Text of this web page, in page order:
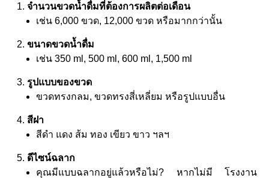
จำนวนขวดน้ำดื่มที่ต้องการผลิตต่อเดือน
เช่น 6,000 ขวด, 12,000 ขวด หรือมากกว่านั้น
ขนาดขวดน้ำดื่ม
เช่น 350 ml, 500 ml, 600 ml, 1,500 ml
รูปแบบของขวด
ขวดทรงกลม, ขวดทรงสี่เหลี่ยม หรือรูปแบบอื่น
สีฝา
สีดำ แดง ส้ม ทอง เขียว ขาว ฯลฯ
ดีไซน์ฉลาก
คุณมีแบบฉลากอยู่แล้วหรือไม่? หากไม่มี โรงงาน